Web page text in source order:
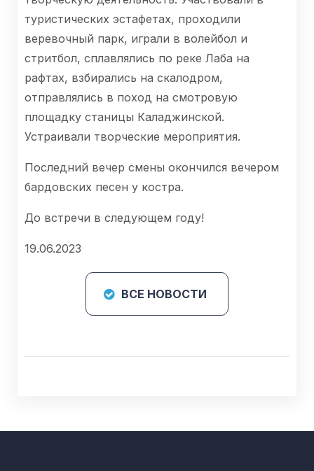
туристических эстафетах, проходили
веревочный парк, играли в волейбол и
стритбол, сплавлялись по реке Лаба на
рафтах, взбирались на скалодром,
отправлялись в поход на смотровую
площадку станицы Каладжинской.
Устраивали творческие мероприятия.
Последний вечер смены окончился вечером
бардовских песен у костра.
До встречи в следующем году!
19.06.2023
ВСЕ НОВОСТИ